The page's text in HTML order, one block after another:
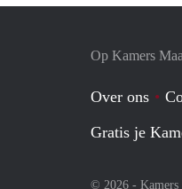
Op Kamers
Over ons
Gratis je
© 2026 - Kamers